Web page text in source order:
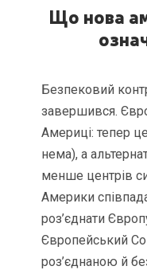
Що нова
Безпековий
завершився.
Америці: тепер
нема), а
менше центрів
Америки
роз’єднати
Європейський
роз’єднаною й